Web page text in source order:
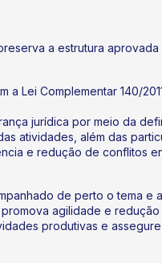
a estrutura
a Lei Complementar 140/
jurídica por meio da
atividades, além das
e redução de conflitos
de perto o tema
agilidade e
produtivas e